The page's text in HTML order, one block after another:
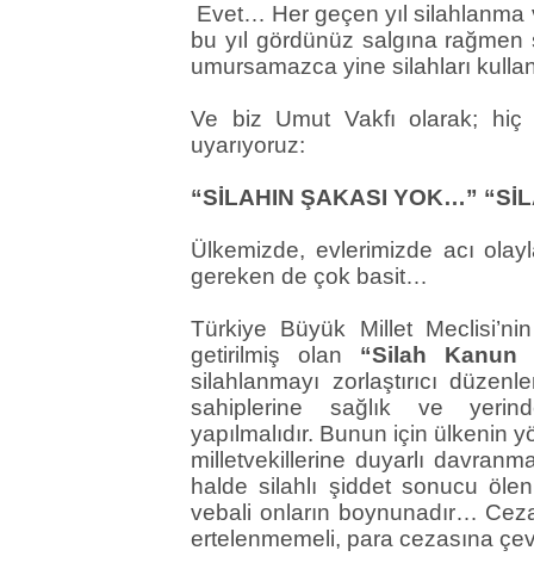
Evet… Her geçen yıl silahlanma
bu yıl gördünüz salgına
umursamazca yine silahları
Ve biz Umut Vakfı olarak; hiç
uyarıyoruz:
“SİLAHIN ŞAKASI YOK…”
Ülkemizde, evlerimizde acı
gereken de çok basit…
Türkiye Büyük Millet
getirilmiş olan “Silah Kanun
silahlanmayı zorlaştırıcı
sahiplerine sağlık ve
yapılmalıdır. Bunun için ülkenin
milletvekillerine duyarlı
halde silahlı şiddet sonucu
vebali onların boynunadır…
ertelenmemeli, para cezasına